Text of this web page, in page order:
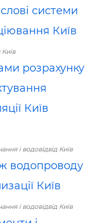
системи
Київ
розрахунку
Київ
і водовідвід Київ
водопроводу
Київ
і водовідвід Київ